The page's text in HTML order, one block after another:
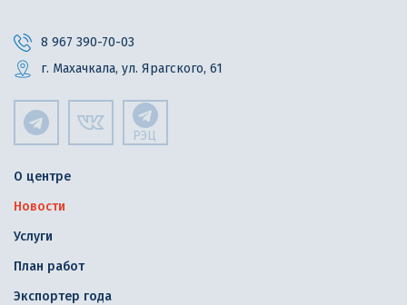
8 967 390-70-03
г. Махачкала, ул. Ярагского, 61
РЭЦ
О центре
Новости
Услуги
План работ
Экспортер года